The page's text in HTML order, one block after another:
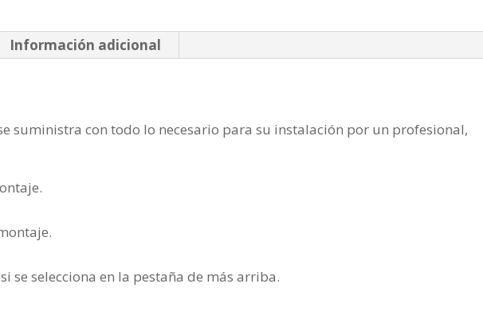
Información adicional
suministra con todo lo necesario para su instalación por un profesional,
se selecciona en la pestaña de más arriba.